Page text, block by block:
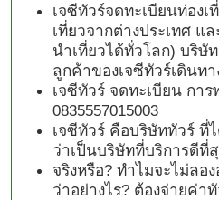
เจซีทัวร์จดทะเบียนท่องเ
เที่ยวจากต่างประเทศ แ
นำเที่ยวได้ทั่วโลก) บริษั
ลูกค้าของเจซีทัวร์เดินทา
เจซีทัวร์ จดทะเบียน กา
0835557015003
เจซีทัวร์ คือบริษัททัวร์ ที่
ว่าเป็นบริษัทที่บริการดีที่
จริงหรือ? ทำไมจะไม่ลอ
ว่าอย่างไร? ต้องจ่ายค่